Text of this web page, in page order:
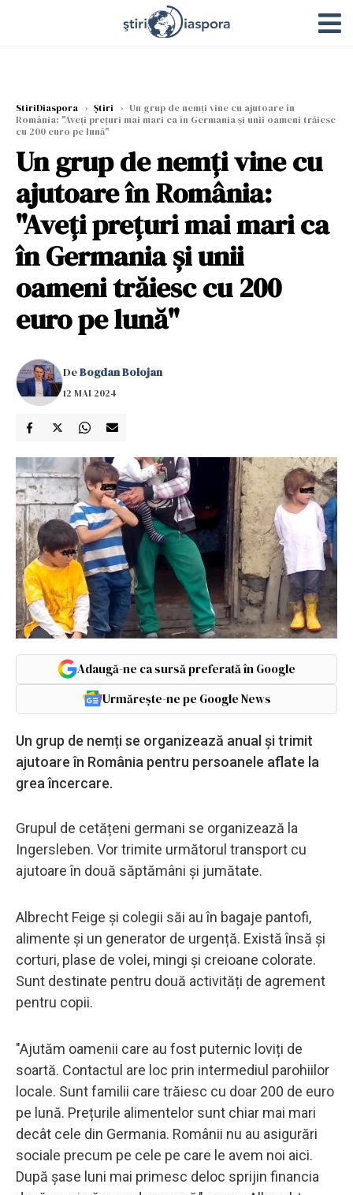
StiriDiaspora › Știri › Un grup de nemți vine cu ajutoare în
România: "Aveți prețuri mai mari ca în Germania și unii oameni trăiesc
cu 200 euro pe lună"
Un grup de nemți vine cu
ajutoare în România:
"Aveți prețuri mai mari ca
în Germania și unii
oameni trăiesc cu 200
euro pe lună"
DeBogdan Bolojan
12 MAI 2024
Adaugă-ne ca sursă preferată în Google
Urmărește-ne pe Google News
Un grup de nemți se organizează anual și trimit
ajutoare în România pentru persoanele aflate la
grea încercare.
Grupul de cetățeni germani se organizează la
Ingersleben. Vor trimite următorul transport cu
ajutoare în două săptămâni și jumătate.
Albrecht Feige și colegii săi au în bagaje pantofi,
alimente și un generator de urgență. Există însă și
corturi, plase de volei, mingi și creioane colorate.
Sunt destinate pentru două activități de agrement
pentru copii.
"Ajutăm oamenii care au fost puternic loviți de
soartă. Contactul are loc prin intermediul parohiilor
locale. Sunt familii care trăiesc cu doar 200 de euro
pe lună. Prețurile alimentelor sunt chiar mai mari
decât cele din Germania. Românii nu au asigurări
sociale precum pe cele pe care le avem noi aici.
După șase luni mai primesc deloc sprijin financia